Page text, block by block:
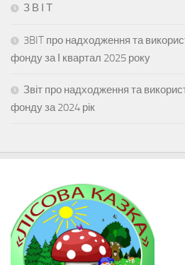
З В І Т
3BIT про надходження та
фонду за І квартал 2025 року
Звіт про надходження та
фонду за 2024 рік